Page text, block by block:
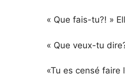
« Que fais-tu?! »
« Que veux-tu
«Tu es censé faire